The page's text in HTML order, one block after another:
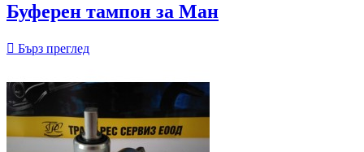
Буферен тампон за Ман
 Бърз преглед